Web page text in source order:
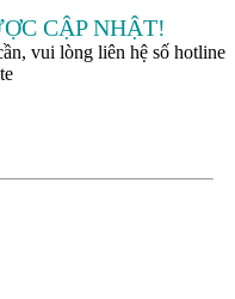
CẬP NHẬT!
vui lòng liên hệ số hotline